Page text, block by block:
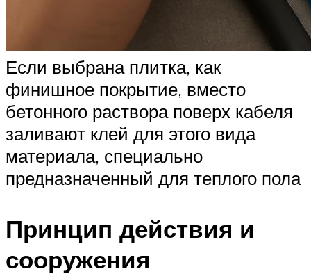
Если выбрана плитка, как
финишное покрытие, вместо
бетонного раствора поверх кабеля
заливают клей для этого вида
материала, специально
предназначенный для теплого пола
Принцип действия и
сооружения